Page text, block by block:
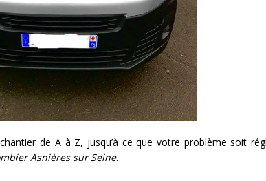
de A à Z, jusqu’à ce que votre problème soit
Asnières sur Seine.